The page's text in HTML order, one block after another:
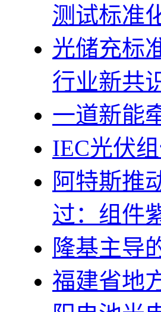
测试标准
光储充标
行业新共
一道新能
IEC光伏
阿特斯推
过：组件
隆基主导
福建省地